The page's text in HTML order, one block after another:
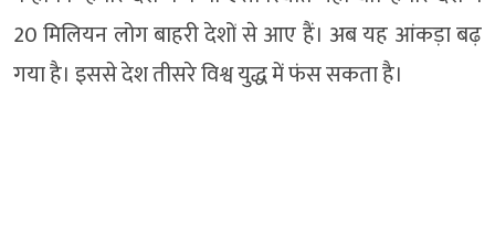
20 मिलियन लोग बाहरी देशों से आए हैं। अब यह आंकड़ा बढ़
गया है। इससे देश तीसरे विश्व युद्ध में फंस सकता है।